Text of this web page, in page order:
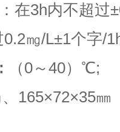
：在3h内不超过
㎎/L±1个字/
（0～40）℃;
165×72×35㎜